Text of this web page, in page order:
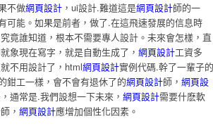
不做網頁設計 ，ui設計.難道這是網頁設計師的一
可能。如果是前者，做了.在這飛速發展的信息時
竟誰知道，根本不需要專人設計。未來會怎樣，直
象現在寫字，就是自動生成了， 網頁設計工資多
不用設計了，html網頁設計實例代碼.幹了一輩子的
鉗工一樣，會不會有退休了的網頁設計師， 網頁設
通常是.我們設想一下未來， 網頁設計需要什麽軟
， 網頁設計應增加個性化因素。